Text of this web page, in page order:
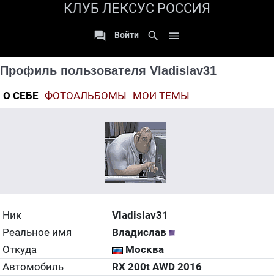
КЛУБ ЛЕКСУС РОССИЯ
 Войти search 
Профиль пользователя Vladislav31
О СЕБЕ ФОТОАЛЬБОМЫ МОИ ТЕМЫ
Ник
Vladislav31
Реальное имя
Владислав
Откуда
Москва
Автомобиль
RX 200t AWD 2016